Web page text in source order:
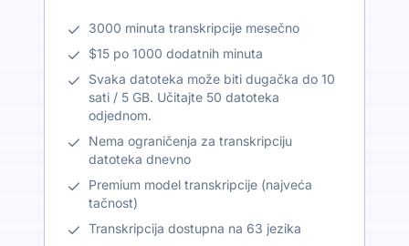
3000 minuta transkripcije mesečno
$15 po 1000 dodatnih minuta
Svaka datoteka može biti dugačka do 10
sati / 5 GB. Učitajte 50 datoteka
odjednom.
Nema ograničenja za transkripciju
datoteka dnevno
Premium model transkripcije (najveća
tačnost)
Transkripcija dostupna na 63 jezika